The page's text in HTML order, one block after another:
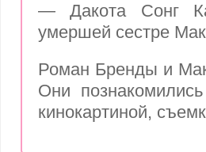
— Дакота Сонг
умершей сестре
Роман Бренды и
Они
кинокартиной,